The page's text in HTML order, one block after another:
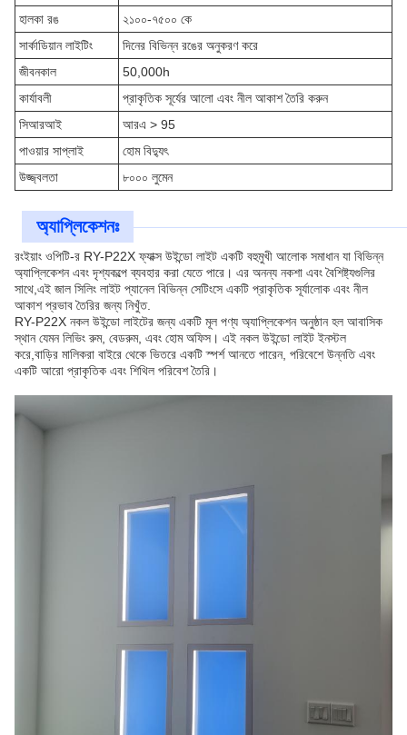
হালকা রঙ
২১০০-৭৫০০ কে
সার্কাডিয়ান লাইটিং
দিনের বিভিন্ন রঙের অনুকরণ করে
জীবনকাল
50,000h
কার্যাবলী
প্রাকৃতিক সূর্যের আলো এবং নীল আকাশ তৈরি করুন
সিআরআই
আরএ > 95
পাওয়ার সাপ্লাই
হোম বিদ্যুৎ
উজ্জ্বলতা
৮০০০ লুমেন
অ্যাপ্লিকেশনঃ
রংইয়াং ওপিটি-র RY-P22X ফ্যাক্স উইন্ডো লাইট একটি বহুমুখী আলোক সমাধান যা বিভিন্ন
অ্যাপ্লিকেশন এবং দৃশ্যকল্পে ব্যবহার করা যেতে পারে। এর অনন্য নকশা এবং বৈশিষ্ট্যগুলির
সাথে,এই জাল সিলিং লাইট প্যানেল বিভিন্ন সেটিংসে একটি প্রাকৃতিক সূর্যালোক এবং নীল
আকাশ প্রভাব তৈরির জন্য নিখুঁত.
RY-P22X নকল উইন্ডো লাইটের জন্য একটি মূল পণ্য অ্যাপ্লিকেশন অনুষ্ঠান হল আবাসিক
স্থান যেমন লিভিং রুম, বেডরুম, এবং হোম অফিস। এই নকল উইন্ডো লাইট ইনস্টল
করে,বাড়ির মালিকরা বাইরে থেকে ভিতরে একটি স্পর্শ আনতে পারেন, পরিবেশে উন্নতি এবং
একটি আরো প্রাকৃতিক এবং শিথিল পরিবেশ তৈরি।